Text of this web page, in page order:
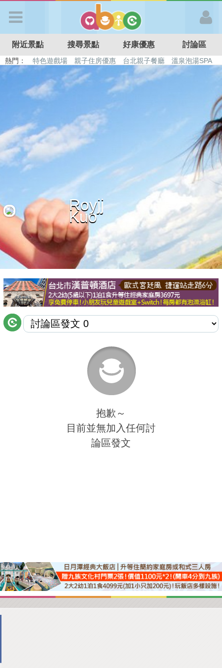
APP登入
首 頁
搜尋景點
好康優惠
最新留言
商家合作
推薦景點
討論區
聯絡我們
附近景點 搜尋景點 好康優惠 討論區
熱門： 特色遊戲場 親子住房優惠 台北親子餐廳
溫泉泡湯SPA
溜滑梯民宿
觀光工廠 日本親子景點
Royjj
Kuo
抱歉～
目前並無加入任何討
論區發文